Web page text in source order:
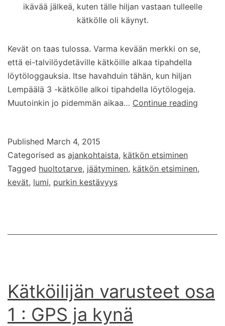
ikävää jälkeä, kuten tälle hiljan vastaan tulleelle
kätkölle oli käynyt.
Kevät on taas tulossa. Varma kevään merkki on se,
että ei-talvilöydetäville kätköille alkaa tipahdella
löytöloggauksia. Itse havahduin tähän, kun hiljan
Lempäälä 3 -kätkölle alkoi tipahdella löytölogeja.
Muutoinkin jo pidemmän aikaa… Continue reading
Published March 4, 2015
Categorised as ajankohtaista, kätkön etsiminen
Tagged huoltotarve, jäätyminen, kätkön etsiminen,
kevät, lumi, purkin kestävyys
Kätköilijän varusteet osa
1 : GPS ja kynä